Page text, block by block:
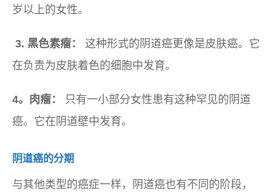
岁以上的女性。
3. 黑色素瘤：
这种形式的阴道癌更像是皮肤癌。它
在负责为皮肤着色的细胞中发育。
4。肉瘤：
只有一小部分女性患有这种罕见的阴道
癌。它在阴道壁中发育。
阴道癌的分期
与其他类型的癌症一样，阴道癌也有不同的阶段，